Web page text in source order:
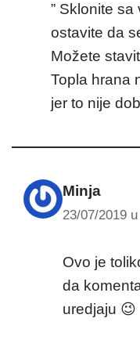
” Sklonite
ostavite da
Možete
Topla hrana
jer to nije
Minja
23/07/2019
Ovo je
da
uredjaju 😉